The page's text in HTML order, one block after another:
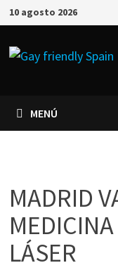
10 agosto 2026
MENÚ
MADRID
LÁSER